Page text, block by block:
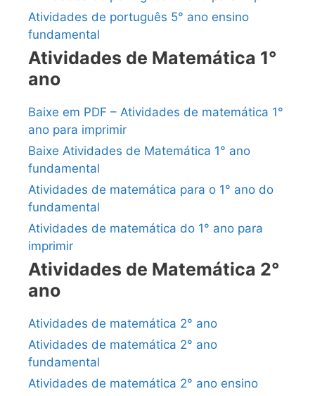
Atividades de português 5° ano ensino
fundamental
Atividades de Matemática 1°
ano
Baixe em PDF – Atividades de matemática 1°
ano para imprimir
Baixe Atividades de Matemática 1° ano
fundamental
Atividades de matemática para o 1° ano do
fundamental
Atividades de matemática do 1° ano para
imprimir
Atividades de Matemática 2°
ano
Atividades de matemática 2° ano
Atividades de matemática 2° ano
fundamental
Atividades de matemática 2° ano ensino